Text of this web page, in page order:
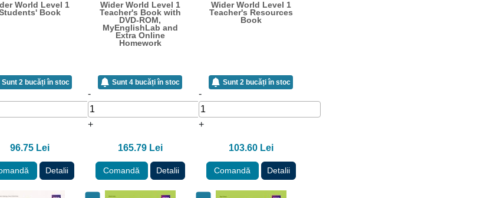
World Level 1
Book
Sunt 2 bucăți în stoc
96.75 Lei
Detalii
Wider World Level 1
Teacher's Book with
DVD-ROM,
MyEnglishLab and
Extra Online
Homework
Sunt 4 bucăți în stoc
-
+
165.79 Lei
Comandă Detalii
Wider World Level 1
Teacher's Resources
Book
Sunt 2 bucăți în stoc
-
+
103.60 Lei
Comandă Detalii